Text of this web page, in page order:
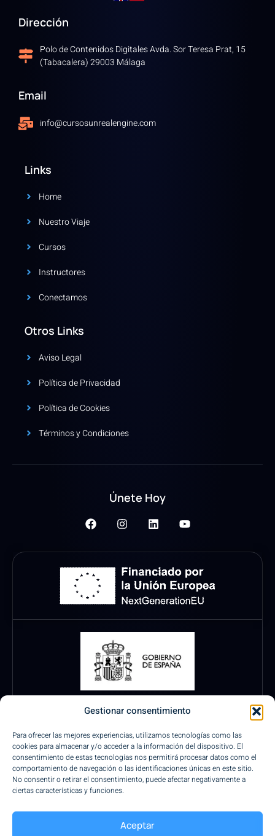
Gestionar consentimiento
Para ofrecer las mejores experiencias, utilizamos tecnologías como las
cookies para almacenar y/o acceder a la información del dispositivo. El
consentimiento de estas tecnologías nos permitirá procesar datos como el
comportamiento de navegación o las identificaciones únicas en este sitio.
No consentir o retirar el consentimiento, puede afectar negativamente a
ciertas características y funciones.
Aceptar
Dirección
Polo de Contenidos Digitales Avda. Sor Teresa Prat, 15
(Tabacalera) 29003 Málaga
Email
info@cursosunrealengine.com
Links
Home
Nuestro Viaje
Cursos
Instructores
Conectamos
Otros Links
Aviso Legal
Política de Privacidad
Política de Cookies
Términos y Condiciones
Únete Hoy
Pagos Seguros